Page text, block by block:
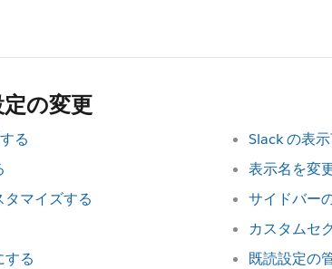
の変更
る
マイズする
する
Slack の表
表示名を変
サイドバー
カスタムセ
既読設定の